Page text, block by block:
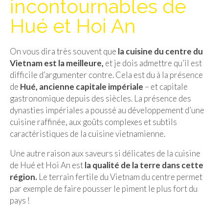
Isla del Sol
Lac Titicaca
Salar d’Uyuni
Sucre
Chili
Paraguay
Pérou
Lac Titicaca
Machu Picchu
ASIE
incontournables de
Hué et Hoi An
On vous dira très souvent que la cuisine du centre du
Vietnam est la meilleure, et je dois admettre qu’il est
difficile d’argumenter contre. Cela est du à la présence
de Hué, ancienne capitale impériale – et capitale
gastronomique depuis des siècles. La présence des
dynasties impériales a poussé au développement d’une
cuisine raffinée, aux goûts complexes et subtils
caractéristiques de la cuisine vietnamienne.
Une autre raison aux saveurs si délicates de la cuisine
de Hué et Hoi An estla qualité de la terre dans cette
région. Le terrain fertile du Vietnam du centre permet
par exemple de faire pousser le piment le plus fort du
pays !